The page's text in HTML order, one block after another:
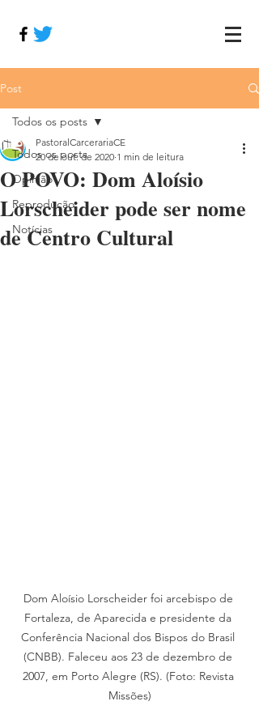
Post
Todos os posts
Opinião
Reprodução
Notícias
Todos os posts
O POVO: Dom Aloísio
Lorscheider pode ser nome
de Centro Cultural
PastoralCarcerariaCE
20 de out. de 2020 1 min de leitura
Dom Aloísio Lorscheider foi arcebispo de
Fortaleza, de Aparecida e presidente da
Conferência Nacional dos Bispos do Brasil
(CNBB). Faleceu aos 23 de dezembro de
2007, em Porto Alegre (RS). (Foto: Revista
Missões)